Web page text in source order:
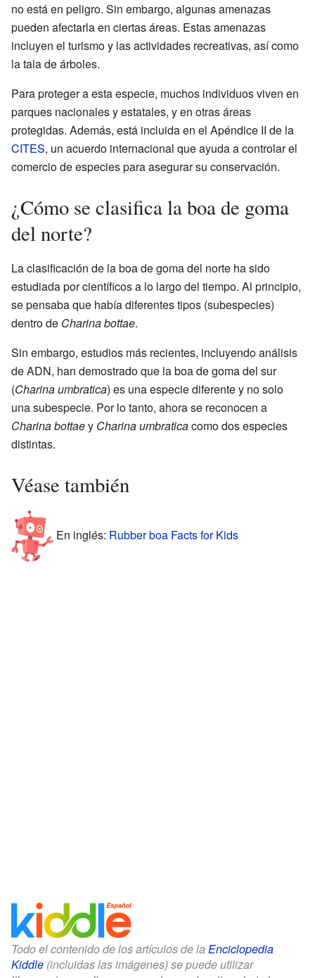
no está en peligro. Sin embargo, algunas amenazas
pueden afectarla en ciertas áreas. Estas amenazas
incluyen el turismo y las actividades recreativas, así como
la tala de árboles.
Para proteger a esta especie, muchos individuos viven en
parques nacionales y estatales, y en otras áreas
protegidas. Además, está incluida en el Apéndice II de la
CITES, un acuerdo internacional que ayuda a controlar el
comercio de especies para asegurar su conservación.
¿Cómo se clasifica la boa de goma
del norte?
La clasificación de la boa de goma del norte ha sido
estudiada por científicos a lo largo del tiempo. Al principio,
se pensaba que había diferentes tipos (subespecies)
dentro de Charina bottae.
Sin embargo, estudios más recientes, incluyendo análisis
de ADN, han demostrado que la boa de goma del sur
(Charina umbratica) es una especie diferente y no solo
una subespecie. Por lo tanto, ahora se reconocen a
Charina bottaey Charina umbraticacomo dos especies
distintas.
Véase también
En inglés: Rubber boa Facts for Kids
Todo el contenido de los artículos de la Enciclopedia
Kiddle (incluidas las imágenes) se puede utilizar